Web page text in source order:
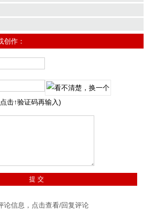
创作：
击↑验证码再输入)
论信息，点击查看/回复评论